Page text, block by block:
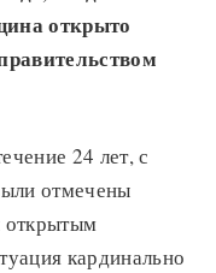
открыто
24 лет, с
отмечены
открытым
кардинально